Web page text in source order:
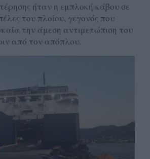
ήταν η εμπλοκή κάβου σε
του πλοίου, γεγονός που
την άμεση αντιμετώπιση του
από τον απόπλου.